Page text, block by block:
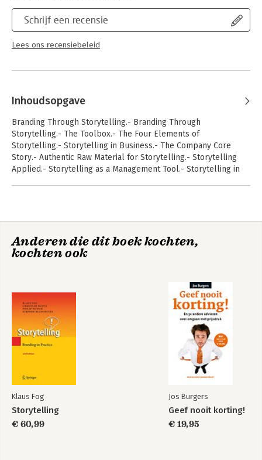
Schrijf een recensie
Lees ons recensiebeleid
Inhoudsopgave
Branding Through Storytelling.- Branding Through
Storytelling.- The Toolbox.- The Four Elements of
Storytelling.- Storytelling in Business.- The Company Core
Story.- Authentic Raw Material for Storytelling.- Storytelling
Applied.- Storytelling as a Management Tool.- Storytelling in
Anderen die dit boek kochten,
kochten ook
Klaus Fog
Storytelling
€ 60,99
Jos Burgers
Geef nooit korting!
€ 19,95